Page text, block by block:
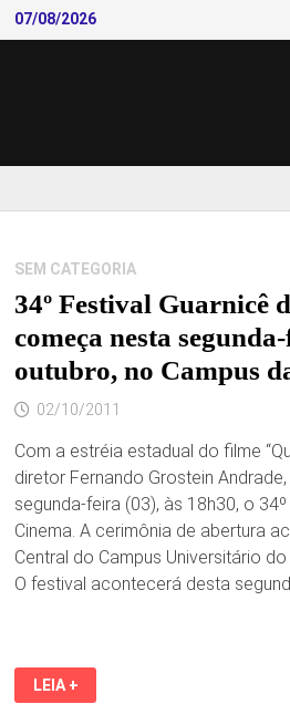
Skip
to
07/08/2026
SEM CATEGORIA
34º Festival Guarnicê
começa nesta
outubro, no Campus
02/10/2011
Com a estréia estadual do filme
diretor Fernando Grostein
segunda-feira (03), às 18h30, o
Cinema. A cerimônia de abertura
Central do Campus Universitário
O festival acontecerá desta
34º
FESTIVAL
LEIA +